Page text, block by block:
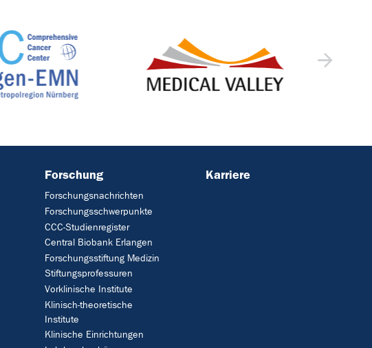
Forschung
Forschungsnachrichten
Forschungsschwerpunkte
CCC-Studienregister
Central Biobank Erlangen
Forschungsstiftung Medizin
Stiftungsprofessuren
Vorklinische Institute
Klinisch-theoretische
Institute
Klinische Einrichtungen
Karriere